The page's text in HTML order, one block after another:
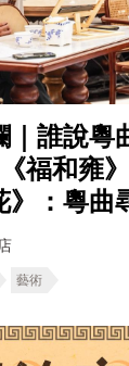
｜誰說粵
《福和雍
：粵曲
藝術